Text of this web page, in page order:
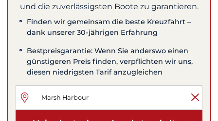
und die zuverlässigsten Boote zu garantieren.
Finden wir gemeinsam die beste Kreuzfahrt –
dank unserer 30-jährigen Erfahrung
Bestpreisgarantie: Wenn Sie anderswo einen
günstigeren Preis finden, verpflichten wir uns,
diesen niedrigsten Tarif anzugleichen